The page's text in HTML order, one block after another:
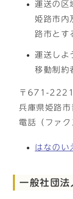
運送の区
姫路市内
路市とす
運送しよ
移動制約
〒671-2221
兵庫県姫路
電話（ファ
はなのい
一般社団法